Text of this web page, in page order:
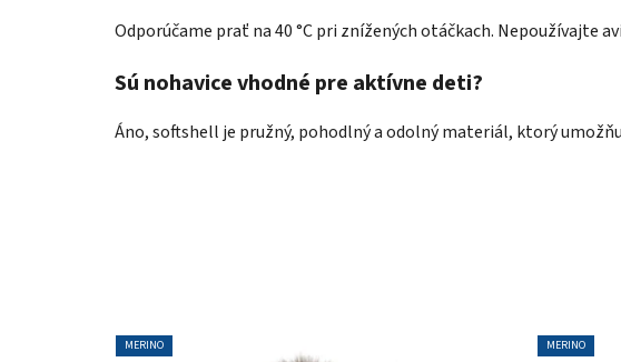
Odporúčame prať na 40 °C pri znížených otáčkach. Nepoužívajte
Sú nohavice vhodné pre aktívne deti?
Áno, softshell je pružný, pohodlný a odolný materiál, ktorý
MERINO MERINO